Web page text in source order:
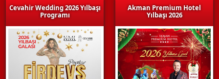
Cevahir Wedding 2026 Yılbaşı
Programı
Akman Premium Hotel
Yılbaşı 2026